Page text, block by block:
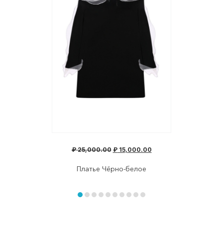
Платье Чёрно-белое
₽25,000.00 ₽15,000.00
itemitemitemitemitemitemitemitemitemitem